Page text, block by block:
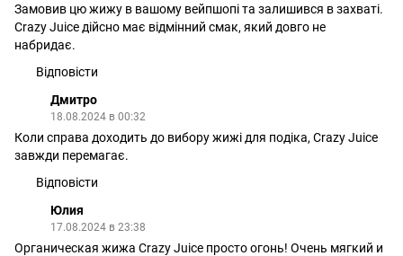
Замовив цю жижу в вашому вейпшопі та залишився в захваті.
Crazy Juice дійсно має відмінний смак, який довго не
набридає.
Відповісти
Дмитро
18.08.2024 в 00:32
Коли справа доходить до вибору жижі для подіка, Crazy Juice
завжди перемагає.
Відповісти
Юлия
17.08.2024 в 23:38
Органическая жижа Crazy Juice просто огонь! Очень мягкий и